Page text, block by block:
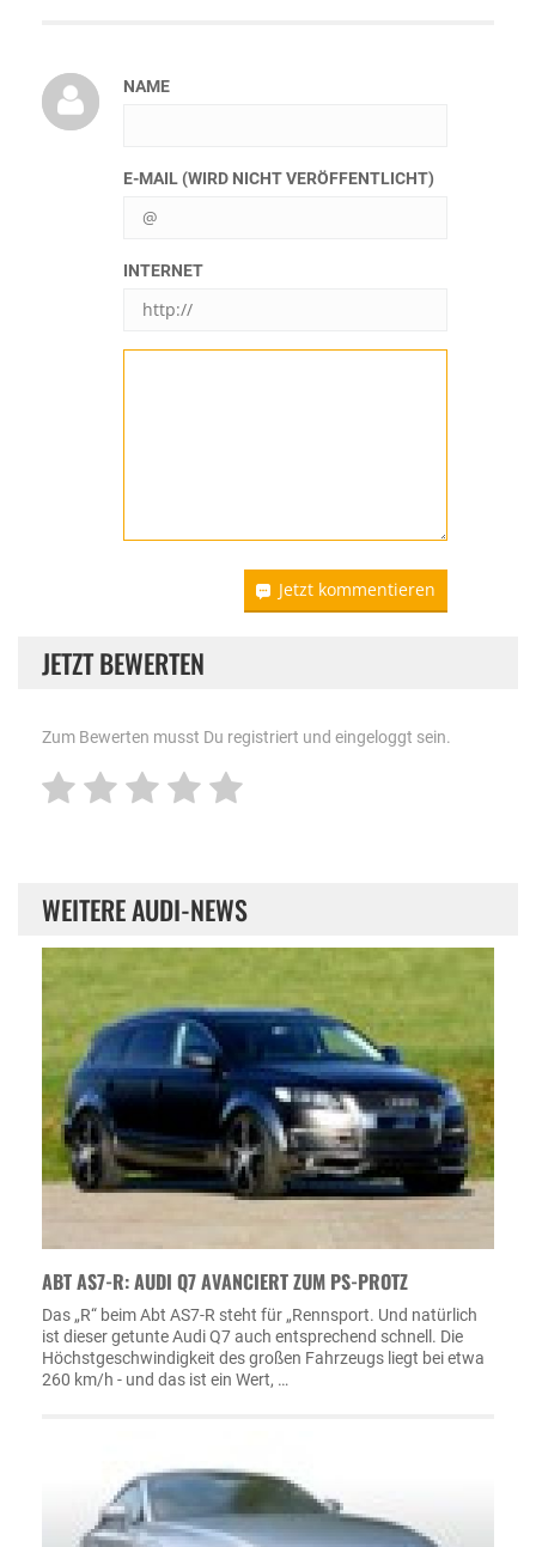
NAME
E-MAIL (WIRD NICHT VERÖFFENTLICHT)
INTERNET
Jetzt kommentieren
JETZT BEWERTEN
Zum Bewerten musst Du registriert und eingeloggt sein.
WEITERE AUDI-NEWS
ABT AS7-R: AUDI Q7 AVANCIERT ZUM PS-PROTZ
Das „R“ beim Abt AS7-R steht für „Rennsport. Und natürlich
ist dieser getunte Audi Q7 auch entsprechend schnell. Die
Höchstgeschwindigkeit des großen Fahrzeugs liegt bei etwa
260 km/h - und das ist ein Wert, …